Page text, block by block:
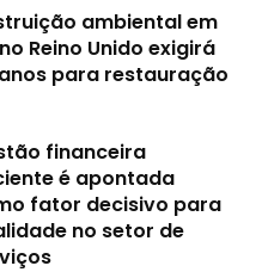
ambiental em
Reino Unido exigirá
para restauração
financeira
é apontada
fator decisivo para
no setor de